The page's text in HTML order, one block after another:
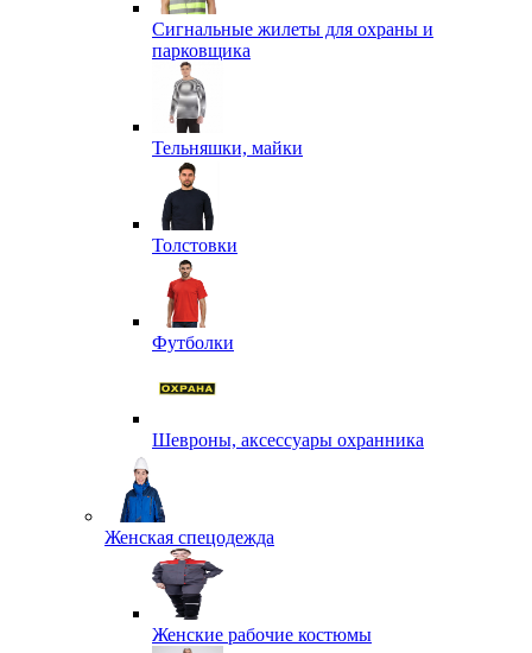
Сигнальные жилеты для охраны и
парковщика
Тельняшки, майки
Толстовки
Футболки
Шевроны, аксессуары охранника
Женская спецодежда
Женские рабочие костюмы